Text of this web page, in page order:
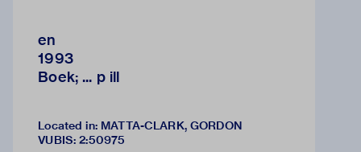
en
1993
Boek; ... p ill
Located in: MATTA-CLARK, GORDON
VUBIS: 2:50975